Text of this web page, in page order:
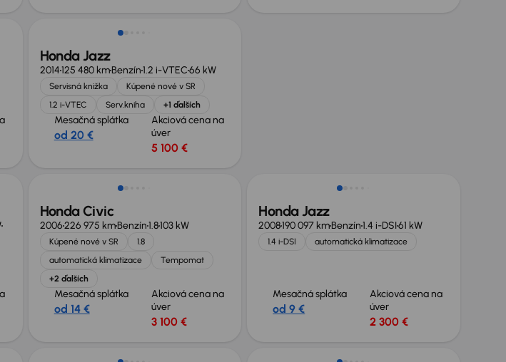
Honda Jazz
2014125 480 kmBenzín1.2 i-VTEC66 kW
Servisná knižka
Kúpené nové v SR
1.2 i-VTEC
Serv.kniha +1 ďalších
Mesačná splátka
od 20 €
Akciová cena na
úver
5 100 €
Honda Civic
2006226 975 kmBenzín1.8103 kW
Kúpené nové v SR
1.8
automatická klimatizace
Tempomat
+2 ďalších
Mesačná splátka
od 14 €
Akciová cena na
úver
3 100 €
Honda Jazz
2008190 097 kmBenzín1.4 i-DSI61 kW
1.4 i-DSI automatická klimatizace
Mesačná splátka
od 9 €
Akciová cena na
úver
2 300 €